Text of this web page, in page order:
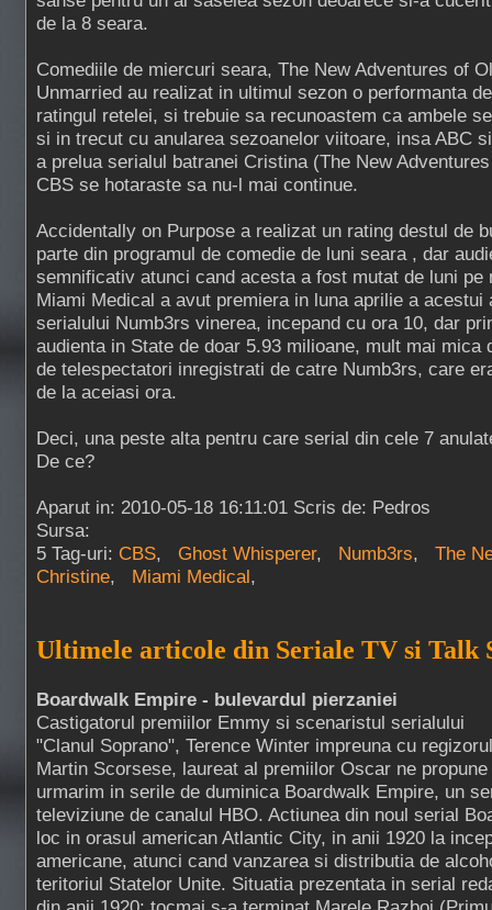
de la 8 seara.
Comediile de miercuri seara, The New Adventures of
Unmarried au realizat in ultimul sezon o performanta
ratingul retelei, si trebuie sa recunoastem ca ambele
si in trecut cu anularea sezoanelor viitoare, insa ABC
a prelua serialul batranei Cristina (The New
CBS se hotaraste sa nu-l mai continue.
Accidentally on Purpose a realizat un rating destul de
parte din programul de comedie de luni seara , dar
semnificativ atunci cand acesta a fost mutat de luni pe
Miami Medical a avut premiera in luna aprilie a acestui
serialului Numb3rs vinerea, incepand cu ora 10, dar
audienta in State de doar 5.93 milioane, mult mai mica
de telespectatori inregistrati de catre Numb3rs, care
de la aceiasi ora.
Deci, una peste alta pentru care serial din cele 7
De ce?
Aparut in: 2010-05-18 16:11:01 Scris de: Pedros
Sursa:
5 Tag-uri: CBS, Ghost Whisperer, Numb3rs, The
Christine, Miami Medical,
Ultimele articole din Seriale TV si Talk
Boardwalk Empire - bulevardul pierzaniei
Castigatorul premiilor Emmy si scenaristul serialului
"Clanul Soprano", Terence Winter impreuna cu regizorul
Martin Scorsese, laureat al premiilor Oscar ne
urmarim in serile de duminica Boardwalk Empire, un
televiziune de canalul HBO. Actiunea din noul serial
loc in orasul american Atlantic City, in anii 1920 la
americane, atunci cand vanzarea si distributia de
teritoriul Statelor Unite. Situatia prezentata in serial